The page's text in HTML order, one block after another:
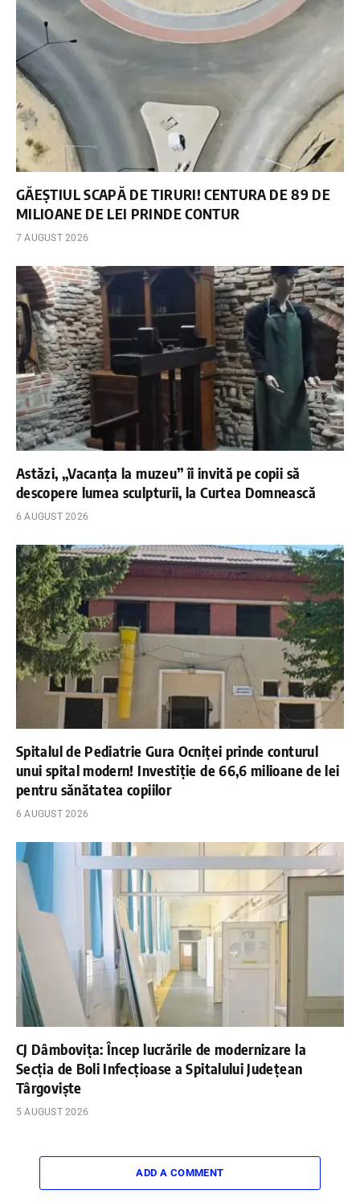
GĂEȘTIUL SCAPĂ DE TIRURI! CENTURA DE 89 DE
MILIOANE DE LEI PRINDE CONTUR
7 AUGUST 2026
Astăzi, „Vacanța la muzeu” îi invită pe copii să
descopere lumea sculpturii, la Curtea Domnească
6 AUGUST 2026
Spitalul de Pediatrie Gura Ocniței prinde conturul
unui spital modern! Investiție de 66,6 milioane de lei
pentru sănătatea copiilor
6 AUGUST 2026
CJ Dâmbovița: Încep lucrările de modernizare la
Secția de Boli Infecțioase a Spitalului Județean
Târgoviște
5 AUGUST 2026
ADD A COMMENT